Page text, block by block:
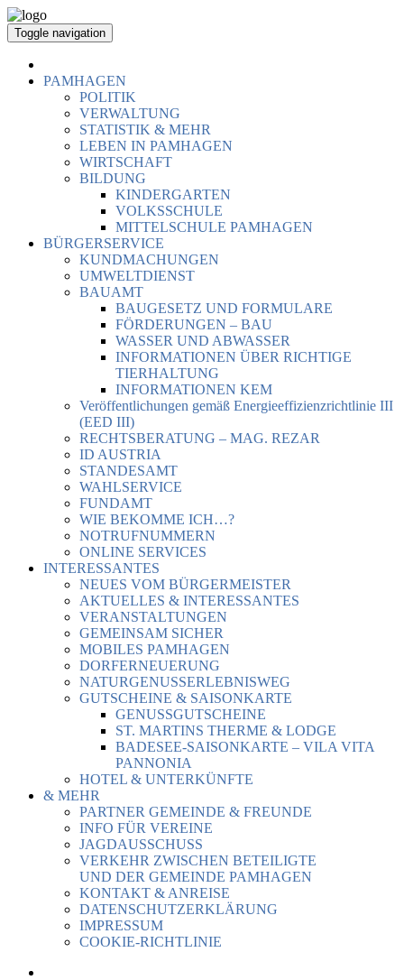
Toggle navigation
PAMHAGEN
POLITIK
VERWALTUNG
STATISTIK & MEHR
LEBEN IN PAMHAGEN
WIRTSCHAFT
BILDUNG
KINDERGARTEN
VOLKSSCHULE
MITTELSCHULE PAMHAGEN
BÜRGERSERVICE
KUNDMACHUNGEN
UMWELTDIENST
BAUAMT
BAUGESETZ UND FORMULARE
FÖRDERUNGEN – BAU
WASSER UND ABWASSER
INFORMATIONEN ÜBER RICHTIGE
TIERHALTUNG
INFORMATIONEN KEM
Veröffentlichungen gemäß Energieeffizienzrichtlinie III
(EED III)
RECHTSBERATUNG – MAG. REZAR
ID AUSTRIA
STANDESAMT
WAHLSERVICE
FUNDAMT
WIE BEKOMME ICH…?
NOTRUFNUMMERN
ONLINE SERVICES
INTERESSANTES
NEUES VOM BÜRGERMEISTER
AKTUELLES & INTERESSANTES
VERANSTALTUNGEN
GEMEINSAM SICHER
MOBILES PAMHAGEN
DORFERNEUERUNG
NATURGENUSSERLEBNISWEG
GUTSCHEINE & SAISONKARTE
GENUSSGUTSCHEINE
ST. MARTINS THERME & LODGE
BADESEE-SAISONKARTE – VILA VITA
PANNONIA
HOTEL & UNTERKÜNFTE
& MEHR
PARTNER GEMEINDE & FREUNDE
INFO FÜR VEREINE
JAGDAUSSCHUSS
VERKEHR ZWISCHEN BETEILIGTE
UND DER GEMEINDE PAMHAGEN
KONTAKT & ANREISE
DATENSCHUTZERKLÄRUNG
IMPRESSUM
COOKIE-RICHTLINIE